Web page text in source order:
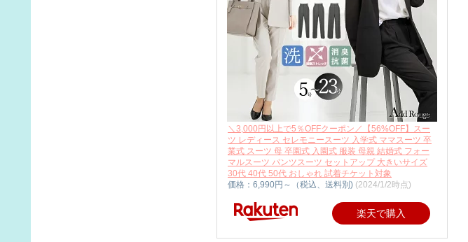
＼3,000円以上で5％OFFクーポン／【56%OFF】スー
ツ レディース セレモニースーツ 入学式 ママスーツ 卒
業式 スーツ 母 卒園式 入園式 服装 母親 結婚式 フォー
マルスーツ パンツスーツ セットアップ 大きいサイズ
30代 40代 50代 おしゃれ 試着チケット対象
価格：6,990円～（税込、送料別) (2024/1/2時点)
楽天で購入